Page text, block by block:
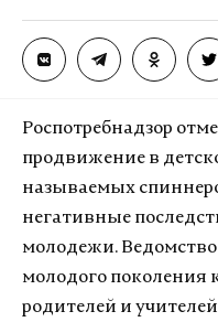
Роспотребнадзор
продвижение в
называемых
негативные
молодежи. Ведомство
молодого поколения
родителей и